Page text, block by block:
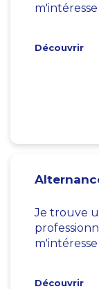
m'intéresse
Découvrir
Je trouve
m'intéresse
Découvrir